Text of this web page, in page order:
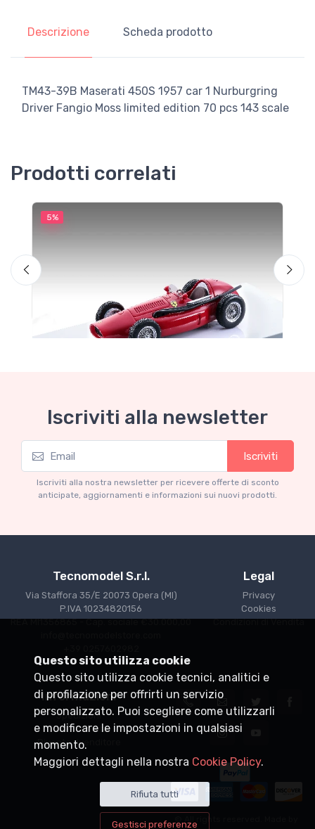
Descrizione Scheda prodotto
TM43-39B Maserati 450S 1957 car 1 Nurburgring
Driver Fangio Moss limited edition 70 pcs 143 scale
Prodotti correlati
5%
TM43-22A Ferrari 553 Squalo 1954 Monza
Test Driver A. Ascari
Iscriviti alla newsletter
Iscriviti
Iscriviti alla nostra newsletter per ricevere offerte di sconto
anticipate, aggiornamenti e informazioni sui nuovi prodotti.
Tecnomodel S.r.l.
Via Staffora 35/E 20073 Opera (MI)
P.IVA 10234820156
REA MI1356865 - Cap. sociale €30.000,00
Legal
Privacy
Cookies
Condizioni di Vendita
Informazioni
Spedizioni
Punti vendita
Diventa rivenditore
Questo sito utilizza cookie
Questo sito utilizza cookie tecnici, analitici e
di profilazione per offrirti un servizio
personalizzato. Puoi scegliere come utilizzarli
e modificare le impostazioni in qualsiasi
momento.
Maggiori dettagli nella nostra Cookie Policy.
Rifiuta tutti
Gestisci preferenze